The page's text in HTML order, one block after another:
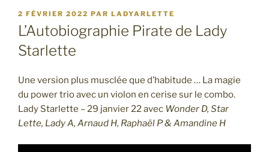
PUBLIÉ
LE
2 FÉVRIER 2022 PAR LADYARLETTE
L’Autobiographie Pirate de Lady
Starlette
Une version plus musclée que d’habitude … La magie
du power trio avec un violon en cerise sur le combo.
Lady Starlette – 29 janvier 22 avec Wonder D, Star
Lette, Lady A, Arnaud H, Raphaël P & Amandine H